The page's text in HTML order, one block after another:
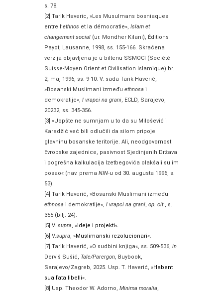
s. 78.
[2] Tarik Haveric, »Les Musulmans bosniaques
entre l’ethnos et la démocratie«, Islam et
changement social (ur. Mondher Kilani), Éditions
Payot, Lausanne, 1998, ss. 155-166. Skraćena
verzija objavljena je u biltenu SSMOCI (Société
Suisse-Moyen Orient et Civilisation Islamique) br.
2, maj 1996, ss. 9-10. V. sada Tarik Haverić,
»Bosanski Muslimani između ethnosa i
demokratije«, I vrapci na grani, ECLD, Sarajevo,
20232, ss. 345-356.
[3] »Uopšte ne sumnjam u to da su Milošević i
Karadžić već bili odlučili da silom pripoje
glavninu bosanske teritorije. Ali, neodgovornost
Evropske zajednice, pasivnost Sjedinjenih Država
i pogrešna kalkulacija Izetbegovića olakšali su im
posao« (nav. prema NIN-u od 30. augusta 1996, s.
53).
[4] Tarik Haverić, »Bosanski Muslimani između
ethnosa i demokratije«, I vrapci na grani, op. cit., s.
355 (bilj. 24).
[5] V. supra, »Ideje i projekti«.
[6] V.supra, »Muslimanski rezolucionari«.
[7] Tarik Haverić, »O sudbini knjiga«, ss. 509-536, in
Derviš Sušić, Tale/Parergon, Buybook,
Sarajevo/Zagreb, 2025. Usp. T. Haverić, »Habent
sua fata libelli«.
[8] Usp. Theodor W. Adorno, Minima moralia,